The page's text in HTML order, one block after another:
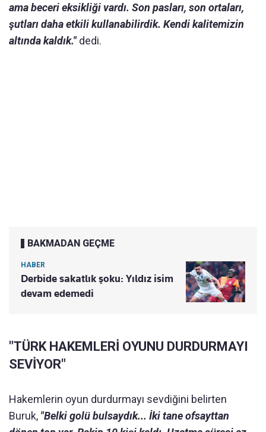
ama beceri eksikliği vardı. Son pasları, son ortaları,
şutları daha etkili kullanabilirdik. Kendi kalitemizin
altında kaldık."dedi.
BAKMADAN GEÇME
HABER
Derbide sakatlık şoku: Yıldız isim
devam edemedi
"TÜRK HAKEMLERİ OYUNU DURDURMAYI
SEVİYOR"
Hakemlerin oyun durdurmayı sevdiğini belirten
Buruk, "Belki golü bulsaydık... İki tane ofsayttan